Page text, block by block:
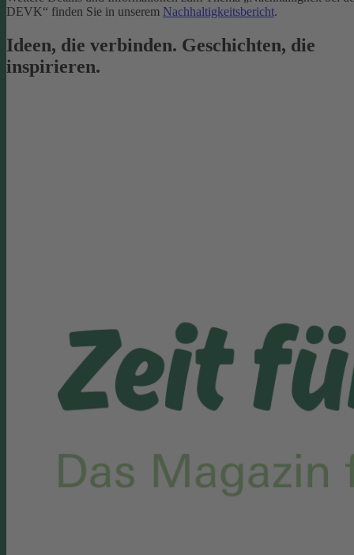
DEVK“ finden Sie in unserem Nachhaltigkeitsbericht.
Ideen, die verbinden. Geschichten, die
inspirieren.